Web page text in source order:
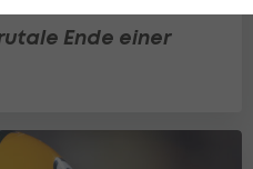
Ende einer